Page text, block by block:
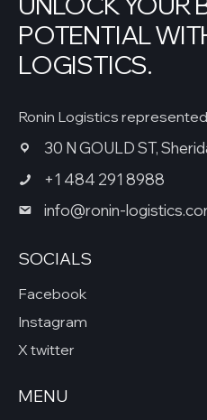
POTENTIAL
LOGISTICS.
Ronin Logistics
30 N GOULD ST,
+1 484 291 8988
info@ronin-
SOCIALS
Facebook
Instagram
X twitter
MENU